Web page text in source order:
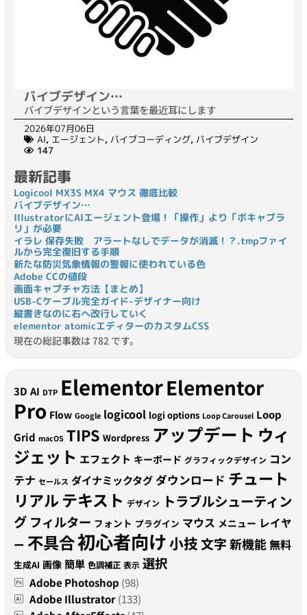
バイブデザイン…
バイブデザインという言葉を最近耳にします
2026年07月06日
AI, エージェント, バイブコーディング, バイブデザイン
147
最新記事
Logicool MX3S MX4 マウス 徹底比較
バイブデザイン…
IllustratorにAIエージェント登場！「操作」より「ボキャブラ
リ」が必要
イラレ 保存失敗 アラートなしでデータが消滅！？.tmpファイ
ルから完全復旧する手順
新たな防災気象情報の警報に使われている色
Adobe CCの値段
画面キャプチャ方法【まとめ】
USB-Cケーブル完全ガイド-デザイナー向け
縦書きなのに右へ改行していく
elementor atomicエディターのカスタムCSS
現在の総記事数は 782 です。
3D AI DTP ElementorElementor
Pro Flow Google logicool logi options Loop Carousel Loop
Grid macOS TIPS Wordpress アップデート ウィ
ジェット エフェクト キーボード グラフィックデザイン コン
テナ セールス ダイナミックタグダウンロード チュート
リアルテキスト デザイン トラブルシューティン
グ フィルター フォント プラグイン マウス メニュー レイヤ
ー 不具合初心者向け小技文字新機能無料
生成AI 画像 簡単 色調補正 表示 選択
Adobe Photoshop (98)
Adobe Illustrator(133)